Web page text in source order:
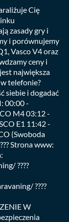
Cię
zasady gry i
i porównujemy
Vasco V4 oraz
ceny i
największa
telefonie?
siebie i dogadać
00:00 -
M4 03:12 -
E1 11:42 -
(Swoboda
Strona www:
????
????
W